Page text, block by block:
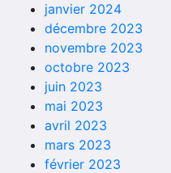
janvier 2024
décembre 2023
novembre 2023
octobre 2023
juin 2023
mai 2023
avril 2023
mars 2023
février 2023